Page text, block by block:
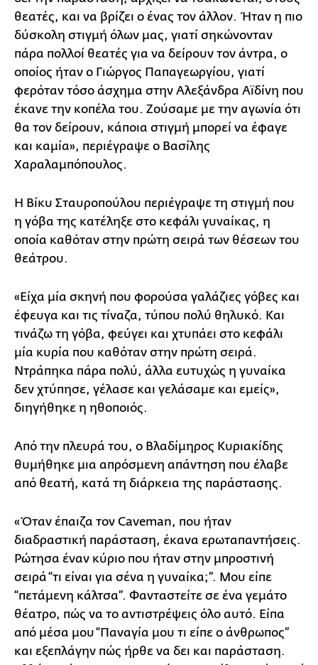
θεατές, και να βρίζει ο ένας τον άλλον. Ήταν η πιο
δύσκολη στιγμή όλων μας, γιατί σηκώνονταν
πάρα πολλοί θεατές για να δείρουν τον άντρα, ο
οποίος ήταν ο Γιώργος Παπαγεωργίου, γιατί
φερόταν τόσο άσχημα στην Αλεξάνδρα Αϊδίνη που
έκανε την κοπέλα του. Ζούσαμε με την αγωνία ότι
θα τον δείρουν, κάποια στιγμή μπορεί να έφαγε
και καμία», περιέγραψε ο Βασίλης
Χαραλαμπόπουλος.
Η Βίκυ Σταυροπούλου περιέγραψε τη στιγμή που
η γόβα της κατέληξε στο κεφάλι γυναίκας, η
οποία καθόταν στην πρώτη σειρά των θέσεων του
θεάτρου.
«Είχα μία σκηνή που φορούσα γαλάζιες γόβες και
έφευγα και τις τίναζα, τύπου πολύ θηλυκό. Και
τινάζω τη γόβα, φεύγει και χτυπάει στο κεφάλι
μία κυρία που καθόταν στην πρώτη σειρά.
Ντράπηκα πάρα πολύ, άλλα ευτυχώς η γυναίκα
δεν χτύπησε, γέλασε και γελάσαμε και εμείς»,
διηγήθηκε η ηθοποιός.
Από την πλευρά του, ο Βλαδίμηρος Κυριακίδης
θυμήθηκε μια απρόσμενη απάντηση που έλαβε
από θεατή, κατά τη διάρκεια της παράστασης.
«Όταν έπαιζα τον Caveman, που ήταν
διαδραστική παράσταση, έκανα ερωταπαντήσεις.
Ρώτησα έναν κύριο που ήταν στην μπροστινή
σειρά “τι είναι για σένα η γυναίκα;”. Μου είπε
“πετάμενη κάλτσα”. Φανταστείτε σε ένα γεμάτο
θέατρο, πώς να το αντιστρέψεις όλο αυτό. Είπα
από μέσα μου “Παναγία μου τι είπε ο άνθρωπος”
και εξεπλάγην πώς ήρθε να δει και παράσταση.